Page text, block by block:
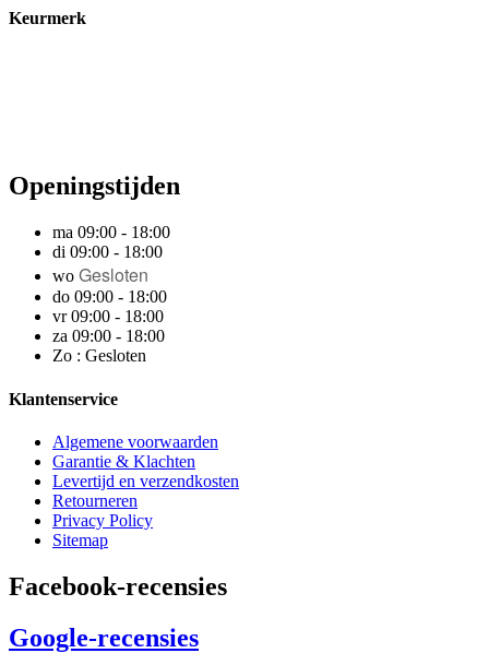
Keurmerk
Openingstijden
ma 09:00 - 18:00
di 09:00 - 18:00
wo Gesloten
do 09:00 - 18:00
vr 09:00 - 18:00
za 09:00 - 18:00
Zo : Gesloten
Klantenservice
Algemene voorwaarden
Garantie & Klachten
Levertijd en verzendkosten
Retourneren
Privacy Policy
Sitemap
Facebook-recensies
Google-recensies